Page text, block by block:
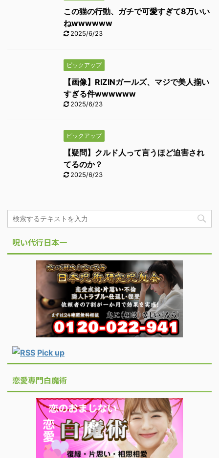
この猫の行動、ガチで可愛すぎて8万いい
ねwwwwww
2025/6/23
ピックアップ
【画像】RIZINガールズ、マジで美人揃い
すぎる件wwwwww
2025/6/23
ピックアップ
【疑問】クルド人って言うほど迫害され
てるのか？
2025/6/23
呪い代行日本一
Pick up
恋愛専門白魔術